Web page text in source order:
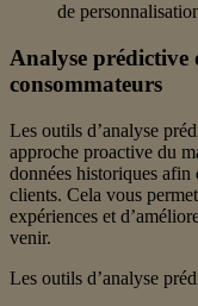
de
Analyse prédictive
consommateurs
Les outils d’analyse
approche proactive du
données historiques
clients. Cela vous
expériences et
venir.
Les outils d’analyse